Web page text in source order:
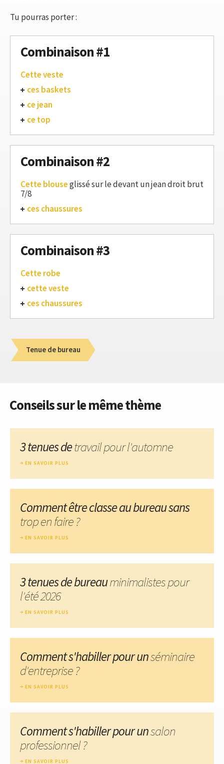
Tu pourras porter :
Combinaison #1
Cette veste
ces baskets
ce jean
ce top
Combinaison #2
Cette blouseglissé sur le devant un jean droit brut
7/8
ces chaussures
Combinaison #3
Cette robe
cette veste
ces chaussures
Tenue de bureau
Conseils sur le même thème
3 tenues detravail pour l'automne
EN SAVOIR PLUS
Comment être classe au bureau sans
trop en faire ?
EN SAVOIR PLUS
3 tenues de bureauminimalistes pour
l'été 2026
EN SAVOIR PLUS
Comment s'habiller pour unséminaire
d'entreprise ?
EN SAVOIR PLUS
Comment s'habiller pour unsalon
professionnel ?
EN SAVOIR PLUS